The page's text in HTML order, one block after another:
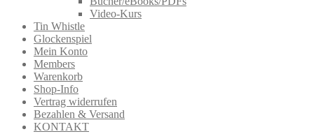
Video-Kurs
Tin Whistle
Glockenspiel
Mein Konto
Members
Warenkorb
Shop-Info
Vertrag widerrufen
Bezahlen & Versand
KONTAKT